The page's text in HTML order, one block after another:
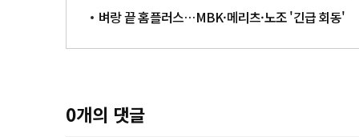
벼랑 끝 홈플러스…MBK·메리츠·노조 '긴급 회동'
0개의 댓글